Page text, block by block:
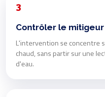
3
Contrôler le
L'intervention se concentre
chaud, sans partir sur une
d'eau.